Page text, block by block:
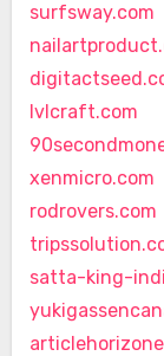
surfsway.com
lvlcraft.com
xenmicro.com
rodrovers.com
satta-king-